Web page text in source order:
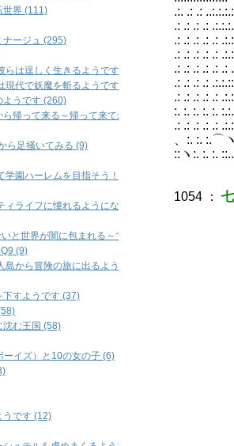
.:.
.: .: .:
.: .: .:
.: .:
.: .: .: .:
.: .: .: .:
.: .: .: .:
:. :. :. :.
.: .: .:
、:. :.
::ヽ:.
1054 ：
＜糞
HP
MP
世界 (111)
ナージュ (295)
らは逞しく生きるようです (76)
現代で妖魔を斬るようです (32)
ようです (260)
帰って来る～帰って来てからも騒動に巻き込まれる
ら足掻いてみる (9)
学園ハーレムを目指そう！ (7)
ィライフに憧れるようになったようです (17)
と世界が闇に包まれる～できる夫の恋愛事情(ペルソ
(9)
島から冒険の旅に出るようです (9)
下すようです (37)
沈む王国 (58)
イズ）と10の女の子 (6)
うです (12)